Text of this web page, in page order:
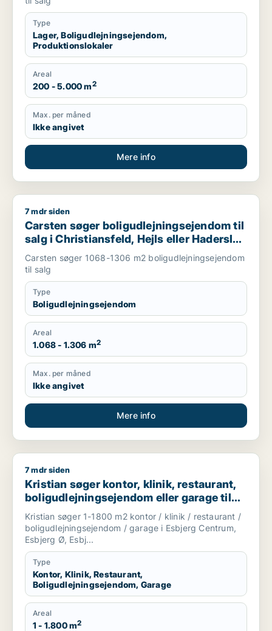
Type
Lager, Boligudlejningsejendom,
Produktionslokaler
Areal
200 - 5.000 m2
Max. per måned
Ikke angivet
Mere info
Carsten søger boligudlejningsejendom til salg i
7 mdr siden
Carsten søger boligudlejningsejendom til
salg i Christiansfeld, Hejls eller Haderslev
m.fl.
Carsten søger 1068-1306 m2 boligudlejningsejendom
til salg
Type
Boligudlejningsejendom
Areal
1.068 - 1.306 m2
Max. per måned
Ikke angivet
Mere info
Kristian søger kontor, klinik, restaurant,
7 mdr siden
Kristian søger kontor, klinik, restaurant,
boligudlejningsejendom eller garage til
salg i Esbjerg
Kristian søger 1-1800 m2 kontor / klinik / restaurant /
boligudlejningsejendom / garage i Esbjerg Centrum,
Esbjerg Ø, Esbj...
Type
Kontor, Klinik, Restaurant,
Boligudlejningsejendom, Garage
Areal
1 - 1.800 m2